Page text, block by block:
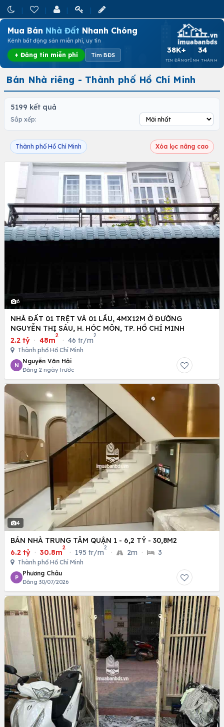
Mua Bán Nhà Đất Nhanh Chóng
Kênh bất động sản miễn phí, uy tín
+ Đăng tin miễn phí Tìm BĐS
38K+
TIN ĐĂNG
34
TỈNH THÀNH
Bán Nhà riêng - Thành phố Hồ Chí Minh
5199 kết quả
Sắp xếp:
Thành phố Hồ Chí Minh Xóa lọc nâng cao
6
NHÀ ĐẤT 01 TRỆT VÀ 01 LẦU, 4MX12M Ở ĐƯỜNG
NGUYỄN THỊ SÁU, H. HÓC MÔN, TP. HỒ CHÍ MINH
2.2 tỷ · 48m
2
· 46 tr/m
2
Thành phố Hồ Chí Minh
N
Nguyễn Văn Hải
Đăng 2 ngày trước
4
BÁN NHÀ TRUNG TÂM QUẬN 1 - 6,2 TỶ - 30,8M2
6.2 tỷ · 30.8m
2
· 195 tr/m
2
· 2m · 3
Thành phố Hồ Chí Minh
P
Phương Châu
Đăng 30/07/2026